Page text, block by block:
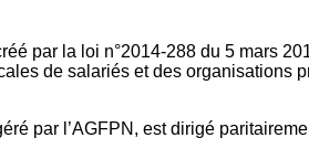
par la loi n°2014-288 du 5 mars
de salariés et des organisations
par l’AGFPN, est dirigé